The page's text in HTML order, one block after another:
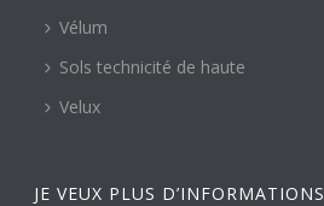
Vélum
Sols technicité de haute
Velux
JE VEUX PLUS D’INFORMATIONS